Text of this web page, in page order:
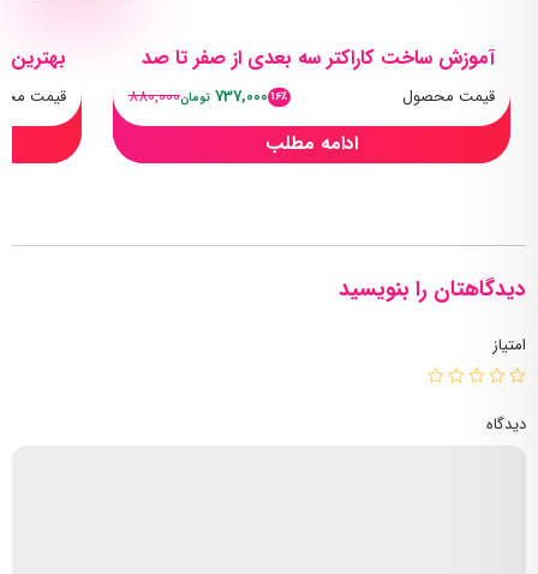
آموزش ساخت کاراکتر سه بعدی از صفر تا صد
قیمت محصول 16٪ 737,000 تومان880,000
ادامه مطلب
قیمت
دیدگاهتان را بنویسید
امتیاز
دیدگاه